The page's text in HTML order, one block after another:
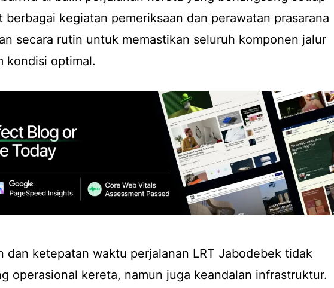
berbagai kegiatan pemeriksaan dan perawatan prasarana
secara rutin untuk memastikan seluruh komponen jalur
kondisi optimal.
dan ketepatan waktu perjalanan LRT Jabodebek tidak
operasional kereta, namun juga keandalan infrastruktur.